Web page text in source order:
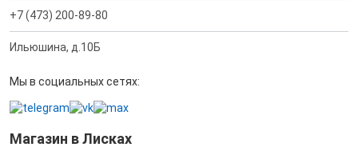
+7 (473) 200-89-80
Ильюшина, д.10Б
Мы в социальных сетях:
Магазин в Лисках